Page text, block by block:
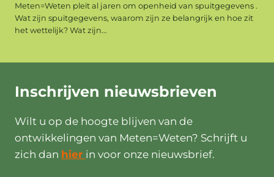
Meten=Weten pleit al jaren om openheid van spuitgegevens .
Wat zijn spuitgegevens, waarom zijn ze belangrijk en hoe zit
het wettelijk? Wat zijn...
Inschrijven nieuwsbrieven
Wilt u op de hoogte blijven van de
ontwikkelingen van Meten=Weten? Schrijft u
zich dan hier in voor onze nieuwsbrief.